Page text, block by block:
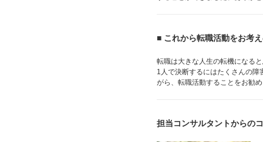
■ これから転職活動をお考
転職は大きな人生の転機になる
1人で決断するにはたくさんの
がら、転職活動することをお勧
担当コンサルタントからの